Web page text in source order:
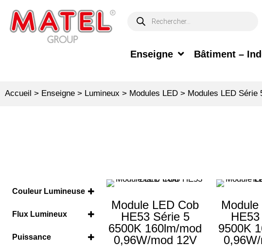
Enseigne Bâtiment –
Accueil > Enseigne > Lumineux > Modules LED > Modules LED Série
Couleur Lumineuse
Ice white 9500°K
Flux Lumineux
Puissance
Module LED Cob
HE53 Série 5
6500K 160lm/mod
0,96W/mod 12V
9500K